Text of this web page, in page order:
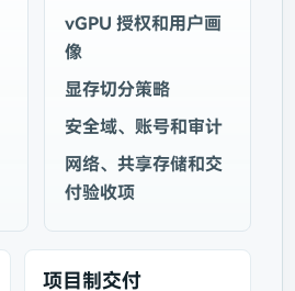
vGPU 授权和用户画
像
显存切分策略
安全域、账号和审计
网络、共享存储和交
付验收项
项目制交付